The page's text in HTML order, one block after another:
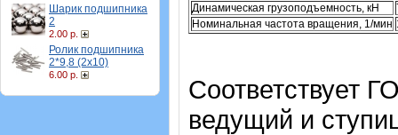
Шарик подшипника
2
2.00 р.
Ролик подшипника
2*9,8 (2х10)
6.00 р.
Динамическая грузоподъемность, кН
Номинальная частота вращения, 1/мин
Соответствует
ведущий и